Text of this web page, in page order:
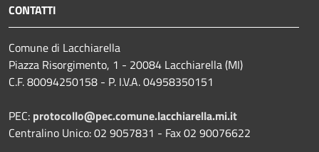
CONTATTI
Comune di Lacchiarella
Piazza Risorgimento, 1 - 20084 Lacchiarella (MI)
C.F. 80094250158 - P. I.V.A. 04958350151
PEC: protocollo@pec.comune.lacchiarella.mi.it
Centralino Unico: 02 9057831 - Fax 02 90076622